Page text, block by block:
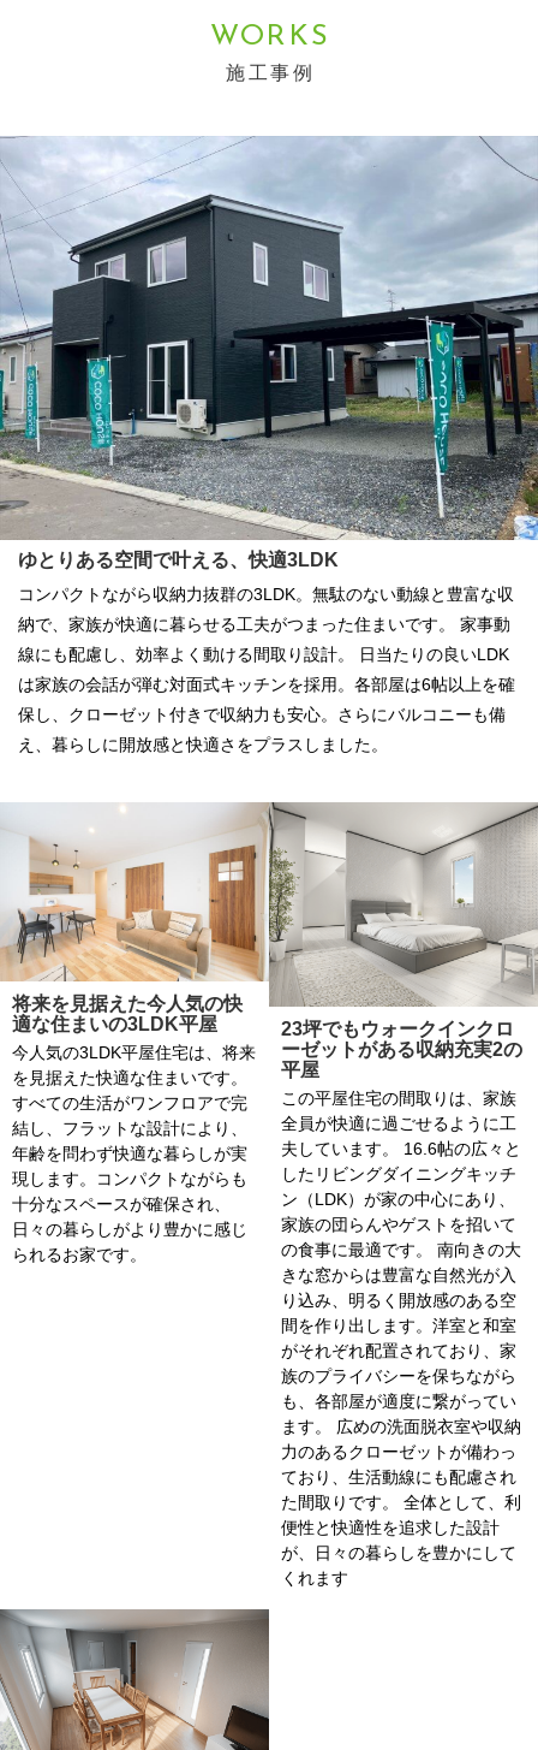
WORKS
施工事例
ゆとりある空間で叶える、快適3LDK
コンパクトながら収納力抜群の3LDK。無駄のない動線と豊富な収
納で、家族が快適に暮らせる工夫がつまった住まいです。 家事動
線にも配慮し、効率よく動ける間取り設計。 日当たりの良いLDK
は家族の会話が弾む対面式キッチンを採用。各部屋は6帖以上を確
保し、クローゼット付きで収納力も安心。さらにバルコニーも備
え、暮らしに開放感と快適さをプラスしました。
将来を見据えた今人気の快
適な住まいの3LDK平屋
今人気の3LDK平屋住宅は、将来
を見据えた快適な住まいです。
すべての生活がワンフロアで完
結し、フラットな設計により、
年齢を問わず快適な暮らしが実
現します。コンパクトながらも
十分なスペースが確保され、
日々の暮らしがより豊かに感じ
られるお家です。
23坪でもウォークインクロ
ーゼットがある収納充実2の
平屋
この平屋住宅の間取りは、家族
全員が快適に過ごせるように工
夫しています。 16.6帖の広々と
したリビングダイニングキッチ
ン（LDK）が家の中心にあり、
家族の団らんやゲストを招いて
の食事に最適です。 南向きの大
きな窓からは豊富な自然光が入
り込み、明るく開放感のある空
間を作り出します。洋室と和室
がそれぞれ配置されており、家
族のプライバシーを保ちながら
も、各部屋が適度に繋がってい
ます。 広めの洗面脱衣室や収納
力のあるクローゼットが備わっ
ており、生活動線にも配慮され
た間取りです。 全体として、利
便性と快適性を追求した設計
が、日々の暮らしを豊かにして
くれます